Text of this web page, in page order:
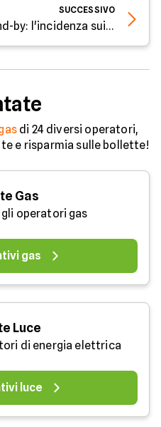
SUCCESSIVO
Elettrodomestici in stand-by: l'incidenza sui consumi
di 24 diversi operatori,
e risparmia sulle bollette!
Gas
operatori gas
gas
Luce
di energia elettrica
luce